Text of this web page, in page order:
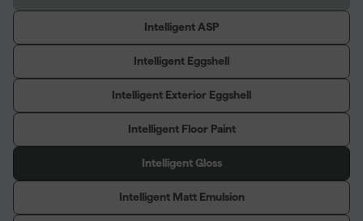
Intelligent ASP
Intelligent Eggshell
Intelligent Exterior Eggshell
Intelligent Floor Paint
Intelligent Gloss
Intelligent Matt Emulsion